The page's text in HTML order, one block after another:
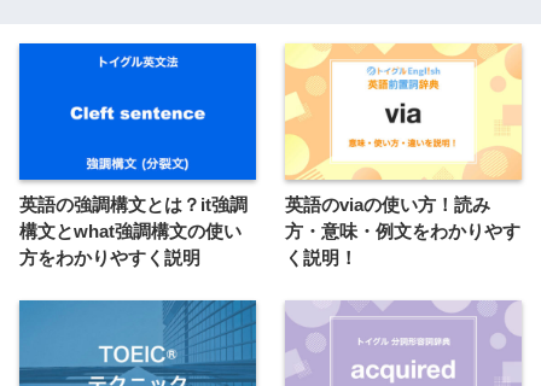
英語の強調構文とは？it強調
構文とwhat強調構文の使い
方をわかりやすく説明
英語のviaの使い方！読み
方・意味・例文をわかりやす
く説明！